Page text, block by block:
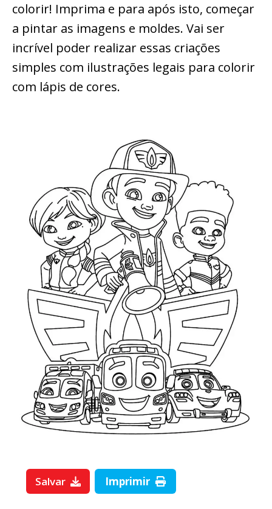
colorir! Imprima e para após isto, começar
a pintar as imagens e moldes. Vai ser
incrível poder realizar essas criações
simples com ilustrações legais para colorir
com lápis de cores.
Salvar Imprimir